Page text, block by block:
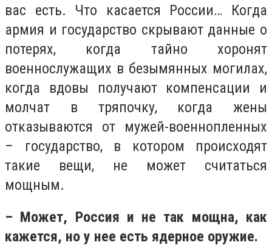
вас есть. Что касается России… Когда
армия и государство скрывают данные о
потерях, когда тайно хоронят
военнослужащих в безымянных могилах,
когда вдовы получают компенсации и
молчат в тряпочку, когда жены
отказываются от мужей-военнопленных
– государство, в котором происходят
такие вещи, не может считаться
мощным.
– Может, Россия и не так мощна, как
кажется, но у нее есть ядерное оружие.